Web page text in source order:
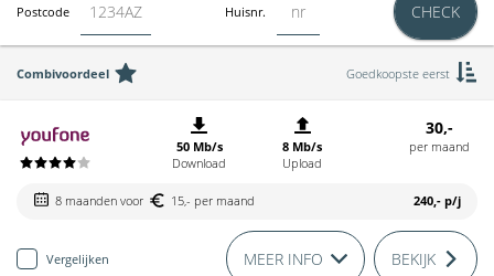
Postcode Huisnr. CHECK
Combivoordeel Goedkoopste eerst
50 Mb/s
Download
8 Mb/s
Upload
30,-
per maand
8 maanden voor 15,- per maand 240,- p/j
Vergelijken MEER INFO BEKIJK